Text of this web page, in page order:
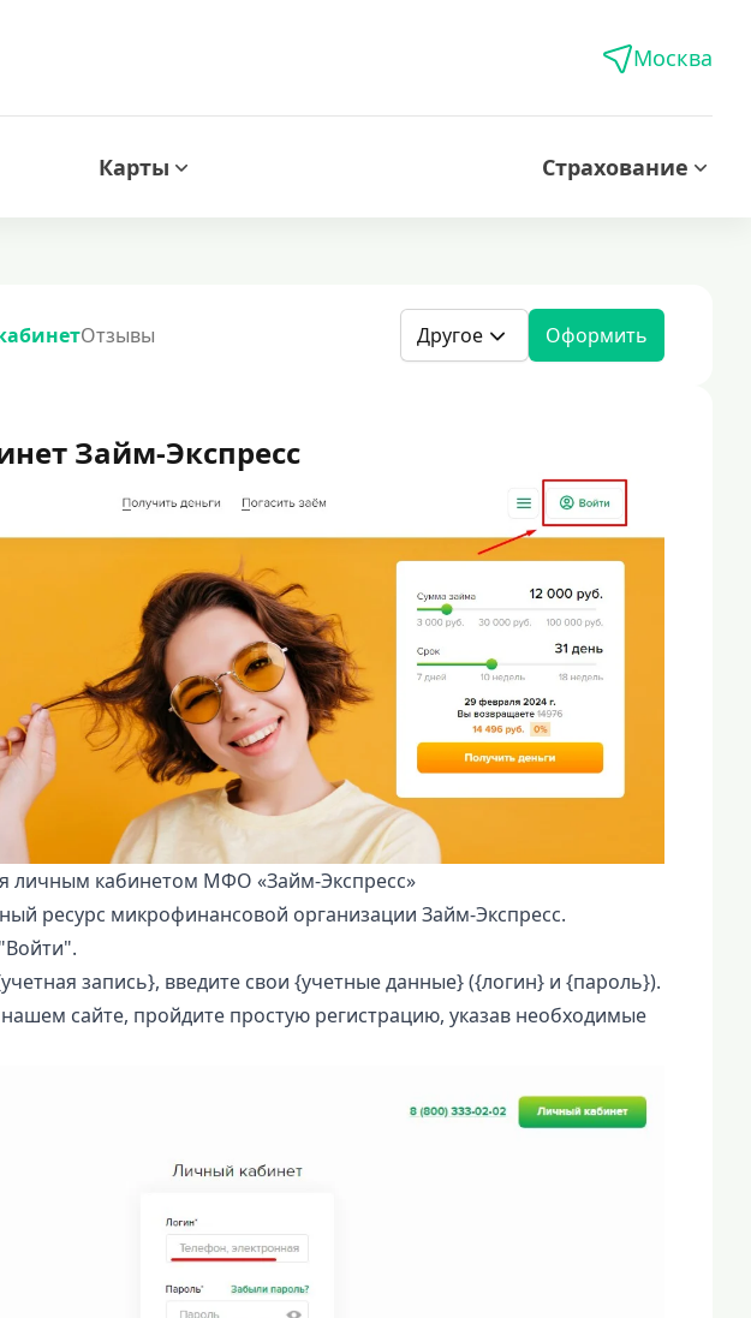
Москва
Карты Страхование
Отзывы Другое Оформить
Займ-Экспресс
личным кабинетом МФО «Займ-Экспресс»
ресурс микрофинансовой организации Займ-Экспресс.
запись}, введите свои {учетные данные} ({логин} и {пароль}).
сайте, пройдите простую регистрацию, указав необходимые